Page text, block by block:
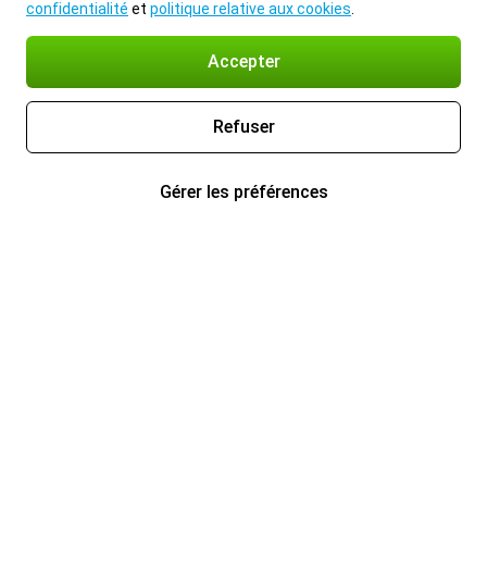
confidentialité et politique relative aux cookies
Accepter
Refuser
Gérer les préférences